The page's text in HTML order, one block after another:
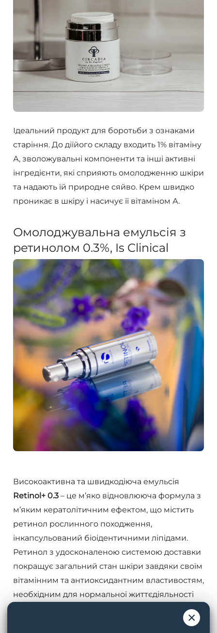
Ідеальний продукт для боротьби з ознаками
старіння. До діїйого складу входить 1% вітаміну
А, зволожувальні компоненти та інші активні
інгредієнти, які сприяють омолодженню шкіри
та надають їй природне сяйво. Крем швидко
проникає в шкіру і насичує її вітаміном А.
Омолоджувальна емульсія з
ретинолом 0.3%, Is Clinical
Високоактивна та швидкодіюча емульсія
Retinol+ 0.3– це м’яко відновлююча формула з
м’яким кератолітичним ефектом, що містить
ретинол рослинного походження,
інкапсульований біоідентичними ліпідами.
Ретинол з удосконаленою системою доставки
покращує загальний стан шкіри завдяки своїм
вітамінним та антиоксидантним властивостям,
необхідним для нормальної життєдіяльності
потужних рослинних бустерів, антиоксидантів
×